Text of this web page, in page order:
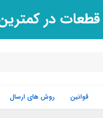
قطعات در
قوانین روش های ارسال